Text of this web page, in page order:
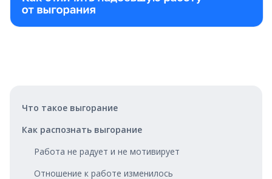
Что такое выгорание
Как распознать выгорание
Работа не радует и не мотивирует
Отношение к работе изменилось